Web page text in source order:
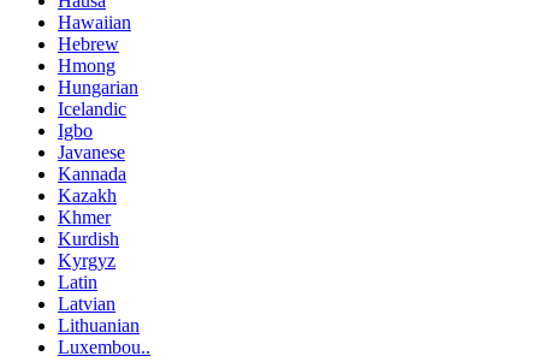
Hawaiian
Hebrew
Hmong
Hungarian
Icelandic
Igbo
Javanese
Kannada
Kazakh
Khmer
Kurdish
Kyrgyz
Latin
Latvian
Lithuanian
Luxembou..